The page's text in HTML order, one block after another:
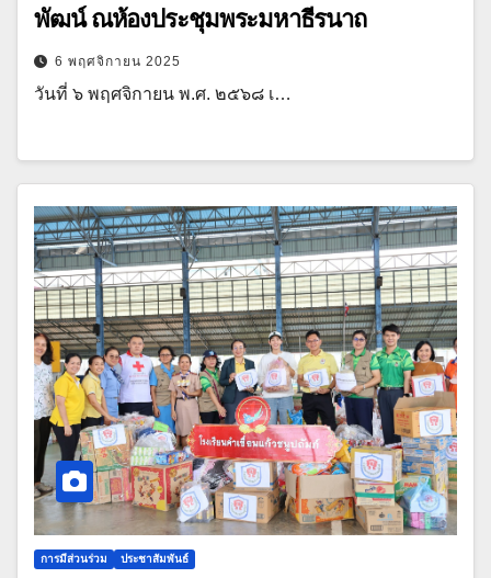
พัฒน์ ณห้องประชุมพระมหาธีรนาถ
6 พฤศจิกายน 2025
วันที่ ๖ พฤศจิกายน พ.ศ. ๒๕๖๘ เ…
การมีส่วนร่วม ประชาสัมพันธ์